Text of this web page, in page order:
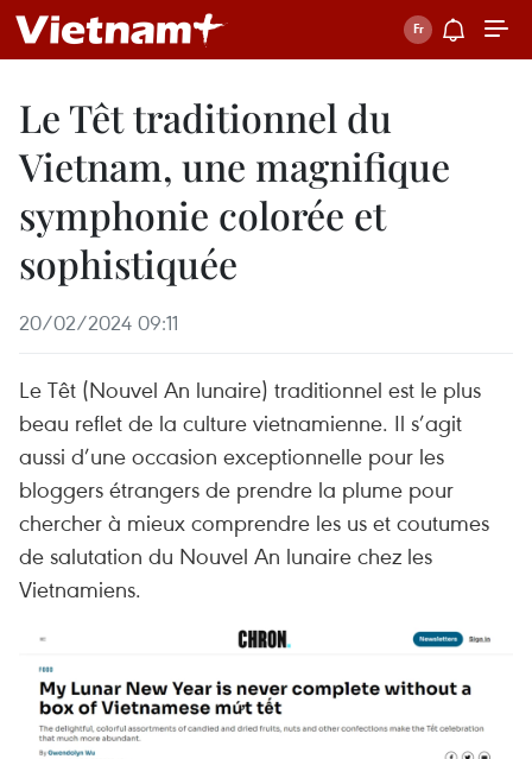
Le Têt traditionnel du
Vietnam, une magnifique
symphonie colorée et
sophistiquée
20/02/2024 09:11
Le Têt (Nouvel An lunaire) traditionnel est le plus
beau reflet de la culture vietnamienne. Il s’agit
aussi d’une occasion exceptionnelle pour les
bloggers étrangers de prendre la plume pour
chercher à mieux comprendre les us et coutumes
de salutation du Nouvel An lunaire chez les
Vietnamiens.